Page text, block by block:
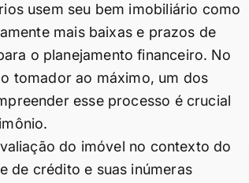
usem seu bem imobiliário como
mais baixas e prazos de
o planejamento financeiro. No
tomador ao máximo, um dos
esse processo é crucial
do imóvel no contexto do
de crédito e suas inúmeras